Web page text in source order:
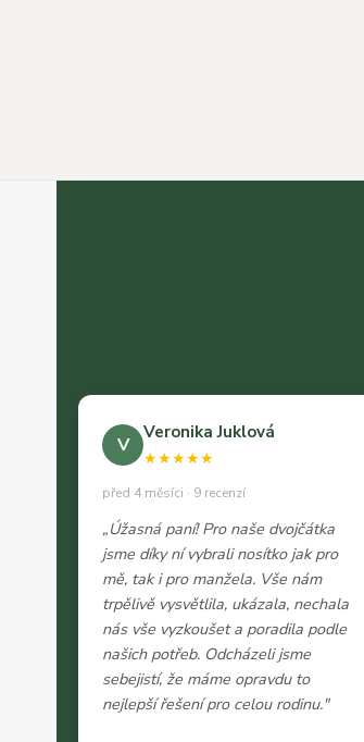
V
Veronika Juklová
★★★★★
před 4 měsíci · 9 recenzí
„Úžasná paní! Pro naše dvojčátka
jsme díky ní vybrali nosítko jak pro
mě, tak i pro manžela. Vše nám
trpělivě vysvětlila, ukázala, nechala
nás vše vyzkoušet a poradila podle
našich potřeb. Odcházeli jsme
sebejistí, že máme opravdu to
nejlepší řešení pro celou rodinu."